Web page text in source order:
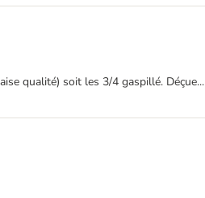
qualité) soit les 3/4 gaspillé. Déçue...